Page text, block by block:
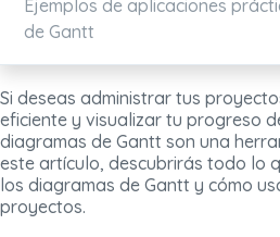
Ejemplos de aplicaciones
de Gantt
Si deseas administrar tus
eficiente y visualizar tu progreso
diagramas de Gantt son una
este artículo, descubrirás todo lo
los diagramas de Gantt y cómo
proyectos.